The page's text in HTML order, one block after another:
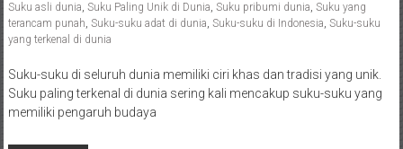
Suku asli dunia, Suku Paling Unik di Dunia, Suku pribumi dunia, Suku yang
terancam punah, Suku-suku adat di dunia, Suku-suku di Indonesia, Suku-suku
yang terkenal di dunia
Suku-suku di seluruh dunia memiliki ciri khas dan tradisi yang unik.
Suku paling terkenal di dunia sering kali mencakup suku-suku yang
memiliki pengaruh budaya